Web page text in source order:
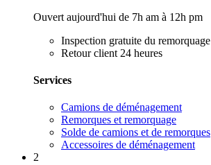
Ouvert aujourd'hui de 7h am à 12h pm
Inspection gratuite du remorquage
Retour client 24 heures
Services
Camions de déménagement
Remorques et remorquage
Solde de camions et de remorques
Accessoires de déménagement
2